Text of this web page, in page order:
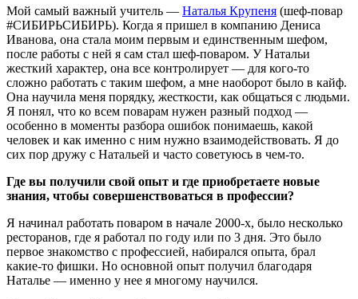
Мой самый важный учитель — Наталья Крупеня (шеф-повар
#СИБИРЬСИБИРЬ). Когда я пришел в компанию Дениса
Иванова, она стала моим первым и единственным шефом,
после работы с ней я сам стал шеф-поваром. У Натальи
жесткий характер, она все контролирует — для кого-то
сложно работать с таким шефом, а мне наоборот было в кайф.
Она научила меня порядку, жесткости, как общаться с людьми.
Я понял, что ко всем поварам нужен разный подход —
особенно в моменты разбора ошибок понимаешь, какой
человек и как именно с ним нужно взаимодействовать. Я до
сих пор дружу с Натальей и часто советуюсь в чем-то.
Где вы получили свой опыт и где приобретаете новые
знания, чтобы совершенствоваться в профессии?
Я начинал работать поваром в начале 2000-х, было несколько
ресторанов, где я работал по году или по 3 дня. Это было
первое знакомство с профессией, набирался опыта, брал
какие-то фишки. Но основной опыт получил благодаря
Наталье — именно у нее я многому научился.